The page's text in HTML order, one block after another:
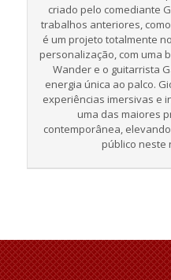
criado pelo comediante
trabalhos anteriores, como
é um projeto totalmente
personalização, com uma
Wander e o guitarrista
energia única ao palco.
experiências imersivas e
uma das maiores
contemporânea,
público neste